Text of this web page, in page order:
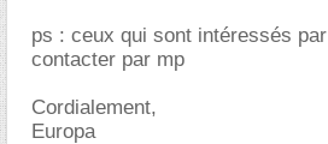
ps : ceux qui sont intéressés
contacter par mp
Cordialement,
Europa